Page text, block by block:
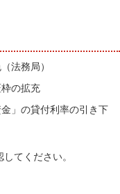
法務局）
の拡充
」の貸付利率の引き下
てください。